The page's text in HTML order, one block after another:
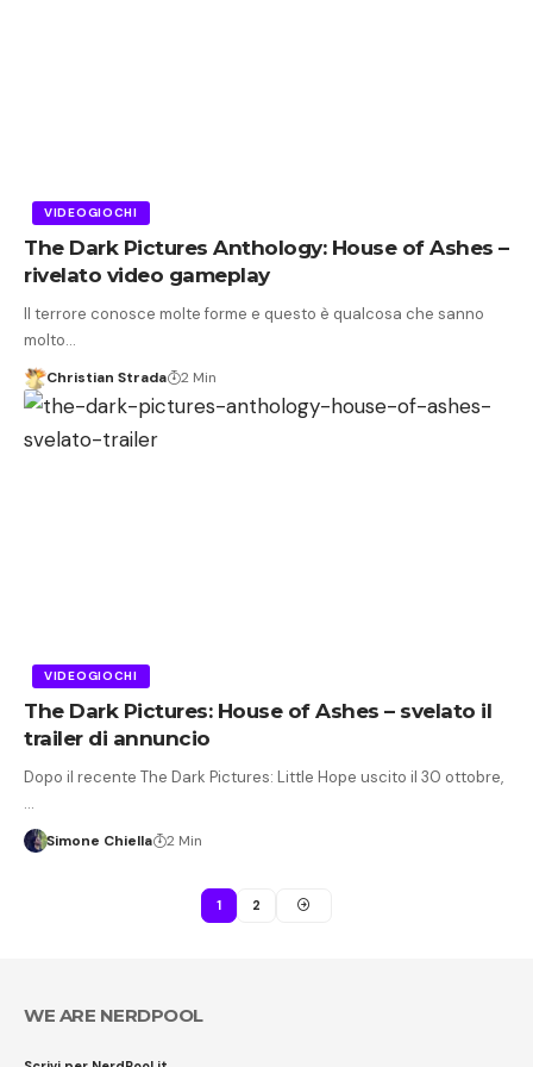
VIDEOGIOCHI
The Dark Pictures Anthology: House of Ashes –
rivelato video gameplay
Il terrore conosce molte forme e questo è qualcosa che sanno
molto…
Christian Strada 2 Min
VIDEOGIOCHI
The Dark Pictures: House of Ashes – svelato il
trailer di annuncio
Dopo il recente The Dark Pictures: Little Hope uscito il 30 ottobre,
…
Simone Chiella 2 Min
1 2
WE ARE NERDPOOL